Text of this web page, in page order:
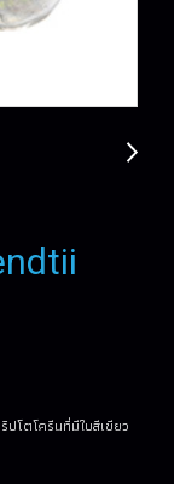
โตโครีนที่มีใบสีเขียว